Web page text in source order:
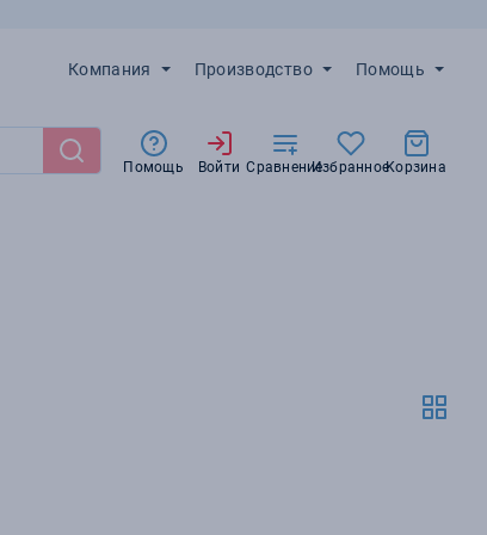
Компания Производство Помощь
Помощь Войти СравнениеИзбранноеКорзина